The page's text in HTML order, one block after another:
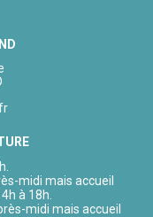
midi mais accueil
à 18h.
midi mais accueil